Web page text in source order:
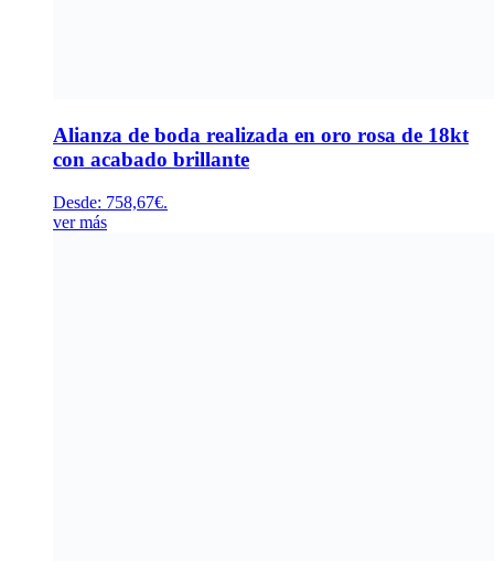
Alianza de boda realizada en oro rosa de 18kt
con acabado brillante
Desde: 758,67€.
ver más